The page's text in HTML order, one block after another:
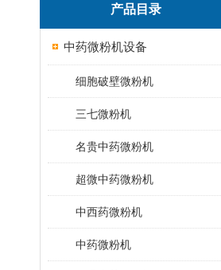
产品目录
中药微粉机设备
细胞破壁微粉机
三七微粉机
名贵中药微粉机
超微中药微粉机
中西药微粉机
中药微粉机